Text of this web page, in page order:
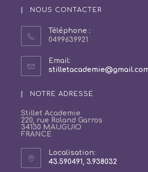
NOUS CONTACTER
Téléphone :
0499639921
Email:
NOTRE ADRESSE
Stillet Academie
220, rue Roland Garros
34130 MAUGUIO
FRANCE
Localisation:
43.590491, 3.938032